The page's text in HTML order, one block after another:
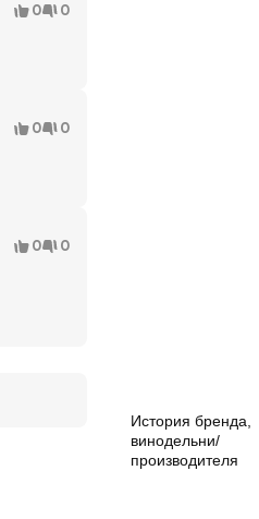
История бренда,
винодельни/
производителя
0 0
0 0
0 0